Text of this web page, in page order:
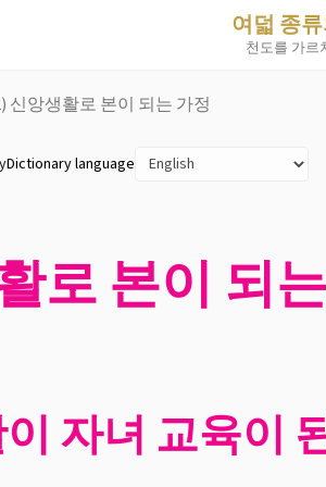
여덟 종
천도를 가르
신앙생활로 본이 되는 가정
Dictionary language
로 본이 되
자녀 교육이